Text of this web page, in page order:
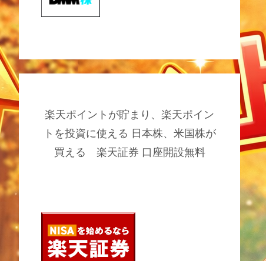
楽天ポイントが貯まり、楽天ポイン
トを投資に使える 日本株、米国株が
買える 楽天証券 口座開設無料